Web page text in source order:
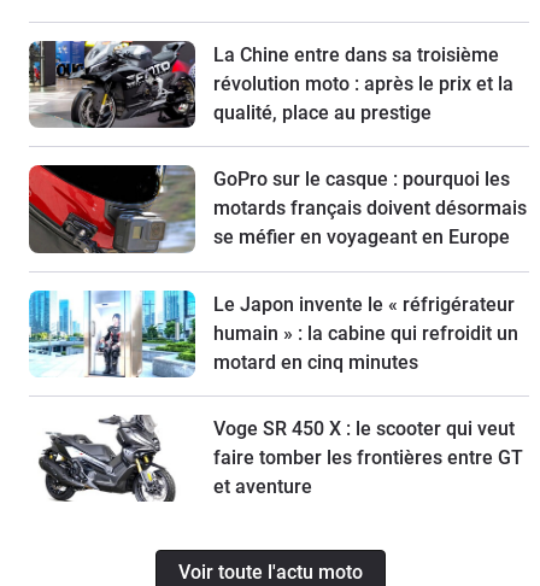
La Chine entre dans sa troisième
révolution moto : après le prix et la
qualité, place au prestige
GoPro sur le casque : pourquoi les
motards français doivent désormais
se méfier en voyageant en Europe
Le Japon invente le « réfrigérateur
humain » : la cabine qui refroidit un
motard en cinq minutes
Voge SR 450 X : le scooter qui veut
faire tomber les frontières entre GT
et aventure
Voir toute l'actu moto